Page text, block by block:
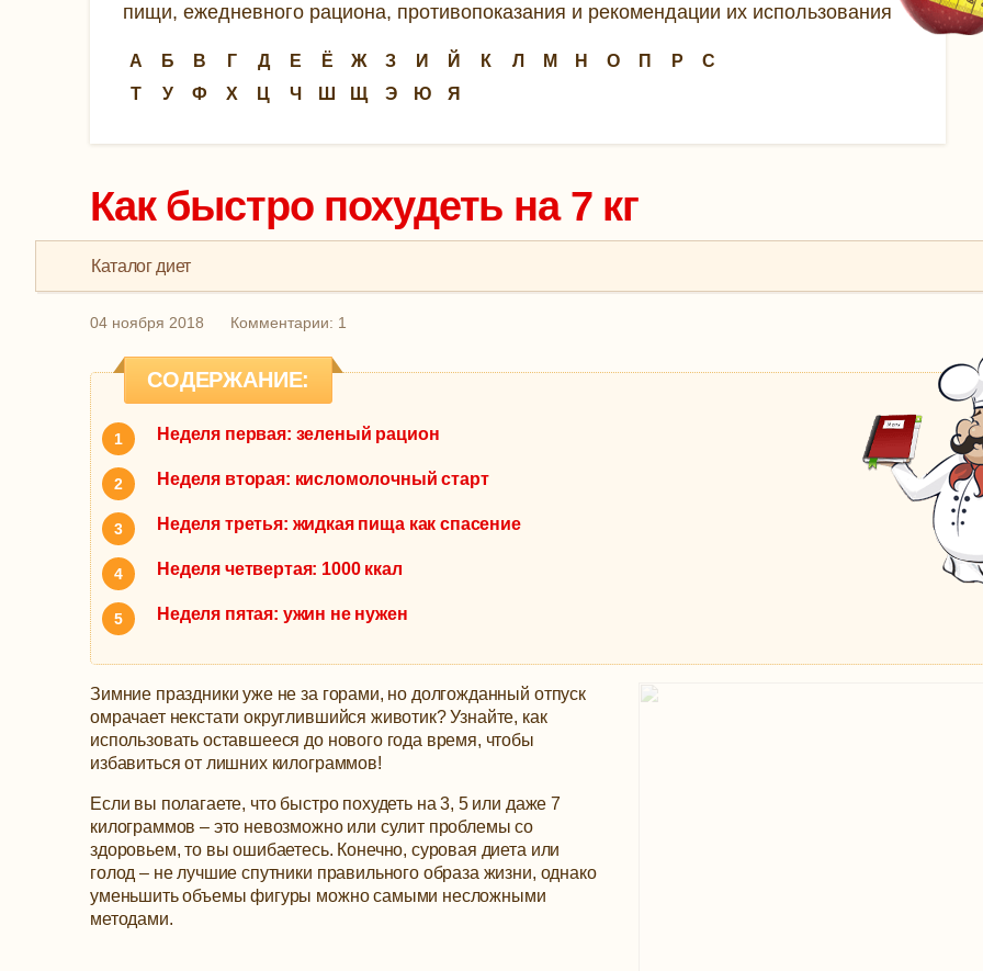
пищи, ежедневного рациона, противопоказания и рекомендации их использования
А Б В Г Д Е Ё Ж З И Й К Л М Н О П Р
С
Т
У Ф Х Ц Ч Ш Щ Э Ю Я
Как быстро похудеть на 7 кг
Каталог диет
04 ноября 2018 Комментарии: 1
СОДЕРЖАНИЕ:
Неделя первая: зеленый рацион
Неделя вторая: кисломолочный старт
Неделя третья: жидкая пища как спасение
Неделя четвертая: 1000 ккал
Неделя пятая: ужин не нужен
Зимние праздники уже не за горами, но долгожданный отпуск
омрачает некстати округлившийся животик? Узнайте, как
использовать оставшееся до нового года время, чтобы
избавиться от лишних килограммов!
Если вы полагаете, что быстро похудеть на 3, 5 или даже 7
килограммов – это невозможно или сулит проблемы со
здоровьем, то вы ошибаетесь. Конечно, суровая диета или
голод – не лучшие спутники правильного образа жизни, однако
уменьшить объемы фигуры можно самыми несложными
методами.